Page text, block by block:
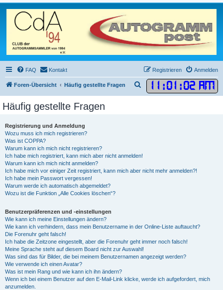
FAQ Kontakt Anmelden
Registrieren
Foren-Übersicht Häufig gestellte Fragen 11 :01 :03 AM
u
Häufig gestellte Fragen
Registrierung und Anmeldung
Wozu muss ich mich registrieren?
Was ist COPPA?
Warum kann ich mich nicht registrieren?
Ich habe mich registriert, kann mich aber nicht anmelden!
Warum kann ich mich nicht anmelden?
Ich habe mich vor einiger Zeit registriert, kann mich aber nicht mehr anmelden?!
Ich habe mein Passwort vergessen!
Warum werde ich automatisch abgemeldet?
Wozu ist die Funktion „Alle Cookies löschen“?
Benutzerpräferenzen und -einstellungen
Wie kann ich meine Einstellungen ändern?
Wie kann ich verhindern, dass mein Benutzername in der Online-Liste auftaucht?
Die Forenuhr geht falsch!
Ich habe die Zeitzone eingestellt, aber die Forenuhr geht immer noch falsch!
Meine Sprache steht auf diesem Board nicht zur Auswahl!
Was sind das für Bilder, die bei meinem Benutzernamen angezeigt werden?
Wie verwende ich einen Avatar?
Was ist mein Rang und wie kann ich ihn ändern?
Wenn ich bei einem Benutzer auf den E-Mail-Link klicke, werde ich aufgefordert, mich
anzumelden.